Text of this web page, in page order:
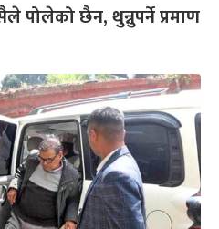
पोलेको छैन, थुन्नुपर्ने प्रमाण